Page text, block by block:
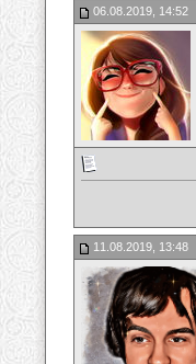
06.08.2019, 14:52
11.08.2019, 13:48